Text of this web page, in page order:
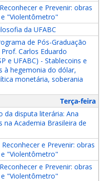
e Prevenir: obras
"Violentômetro"
da UFABC
de Pós-Graduação
Carlos Eduardo
e UFABC) - Stablecoins e
à hegemonia do dólar,
monetária, soberania
Terça-feira
da disputa literária: Ana
na Academia Brasileira de
Reconhecer e Prevenir: obras
"Violentômetro"
e Prevenir: obras
"Violentômetro"